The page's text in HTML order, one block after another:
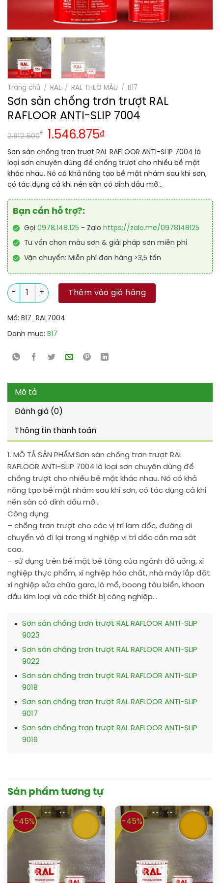
Trang chủ / RAL / RAL THEO MÀU / B17
Sơn sàn chống trơn trượt RAL
RAFLOOR ANTI-SLIP 7004
2.812.500
₫ 1.546.875₫
Sơn sàn chống trơn trượt RAL RAFLOOR ANTI-SLIP 7004 là
loại sơn chuyên dùng để chống trượt cho nhiều bề mặt
khác nhau. Nó có khả năng tạo bề mặt nhám sau khi sơn,
có tác dụng cả khi nền sàn có dính dầu mỡ…
Bạn cần hỗ trợ?:
Gọi 0978.148.125 - Zalo https://zalo.me/0978148125
Tư vấn chọn màu sơn & giải pháp sơn miễn phí
Vận chuyển: Miễn phí đơn hàng >3,5 tấn
Sơn sàn chống trơn trượt RAL RAFLOOR ANTI-SLIP 7004 số
Thêm vào giỏ hàng
Mã: B17_RAL7004
Danh mục: B17
Mô tả
Đánh giá (0)
Thông tin thanh toán
1. MÔ TẢ SẢN PHẨM:Sơn sàn chống trơn trượt RAL
RAFLOOR ANTI-SLIP 7004 là loại sơn chuyên dùng để
chống trượt cho nhiều bề mặt khác nhau. Nó có khả
năng tạo bề mặt nhám sau khi sơn, có tác dụng cả khi
nền sàn có dính dầu mỡ…
Công dụng:
– chống trơn trượt cho các vị trí lam dốc, đường di
chuyển và đi lại trong xí nghiệp vị trí dốc cần ma sát
cao.
– sử dụng trên bề mặt bê tông của ngành đồ uống, xí
nghiệp thực phẩm, xí nghiệp hóa chất, nhà máy lắp đặt
xí nghiệp sửa chữa gara, lò mổ, boong tàu biển, khoan
dầu kim loại và các thiết bị công nghiệp…
Sơn sàn chống trơn trượt RAL RAFLOOR ANTI-SLIP
9023
Sơn sàn chống trơn trượt RAL RAFLOOR ANTI-SLIP
9022
Sơn sàn chống trơn trượt RAL RAFLOOR ANTI-SLIP
9018
Sơn sàn chống trơn trượt RAL RAFLOOR ANTI-SLIP
9017
Sơn sàn chống trơn trượt RAL RAFLOOR ANTI-SLIP
9016
Sản phẩm tương tự
-45% -45%